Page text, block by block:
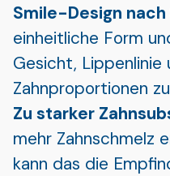
Smile-Design nach
einheitliche Form
Gesicht, Lippenlinie
Zahnproportionen
Zu starker
mehr Zahnschmelz
kann das die